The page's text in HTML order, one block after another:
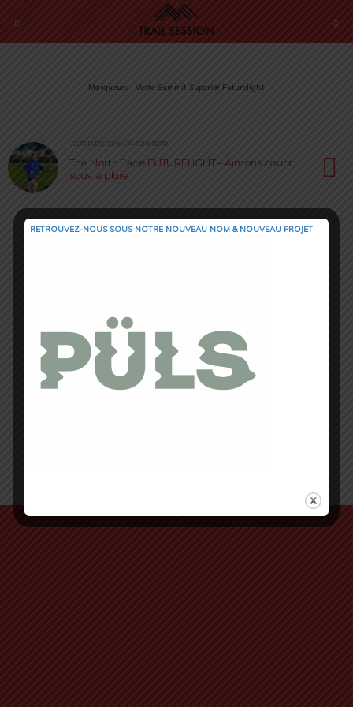
Marqueurs › Veste Summit Superior Futurelight
31 DÉCEMBRE 2024 • PAR CELIA BERTIN
The North Face FUTURELIGHT – Aimons courir
sous la pluie
RETROUVEZ-NOUS SOUS NOTRE NOUVEAU NOM & NOUVEAU PROJET